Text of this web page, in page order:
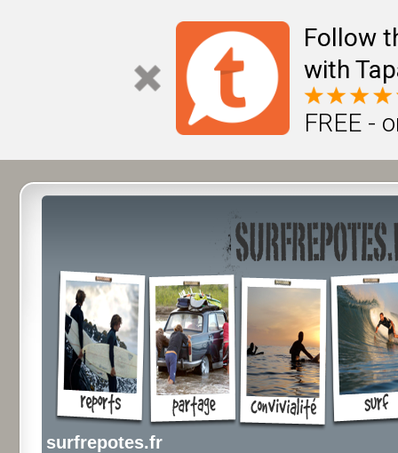
Follow
with
FREE -
surfrepotes.fr